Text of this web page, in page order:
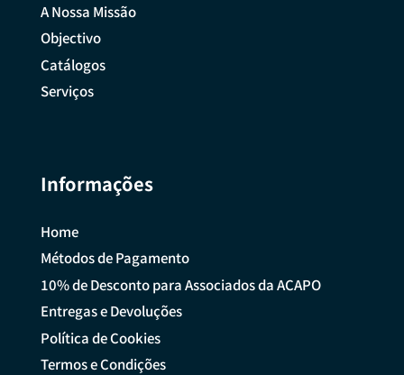
A Nossa Missão
Objectivo
Catálogos
Serviços
Informações
Home
Métodos de Pagamento
10% de Desconto para Associados da ACAPO
Entregas e Devoluções
Política de Cookies
Termos e Condições